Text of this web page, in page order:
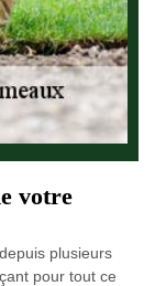
votre
plusieurs
pour tout ce